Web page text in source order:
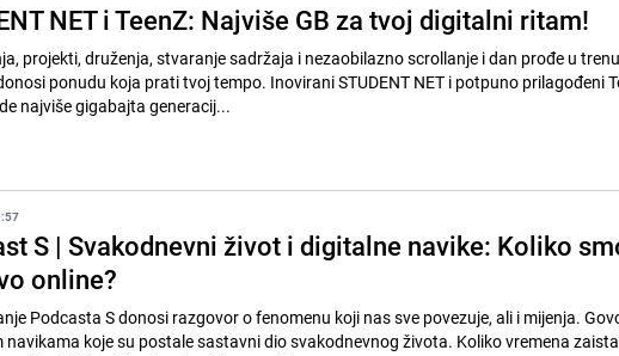
NET i TeenZ: Najviše GB za tvoj digitalni ritam!
projekti, druženja, stvaranje sadržaja i nezaobilazno scrollanje i dan prođe u
ponudu koja prati tvoj tempo. Inovirani STUDENT NET i potpuno prilagođeni
najviše gigabajta generacij...
S | Svakodnevni život i digitalne navike: Koliko
online?
Podcasta S donosi razgovor o fenomenu koji nas sve povezuje, ali i mijenja.
navikama koje su postale sastavni dio svakodnevnog života. Koliko vremena zaista